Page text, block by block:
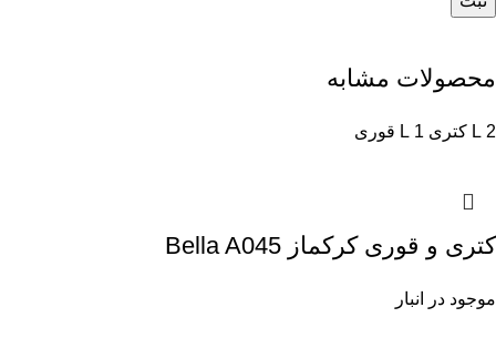
محصولات مشابه
2 L کتری 1 L قوری
کتری و قوری کرکماز Bella A045
موجود در انبار